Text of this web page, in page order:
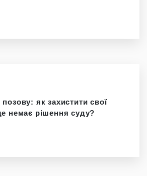
як захистити свої
немає рішення суду?